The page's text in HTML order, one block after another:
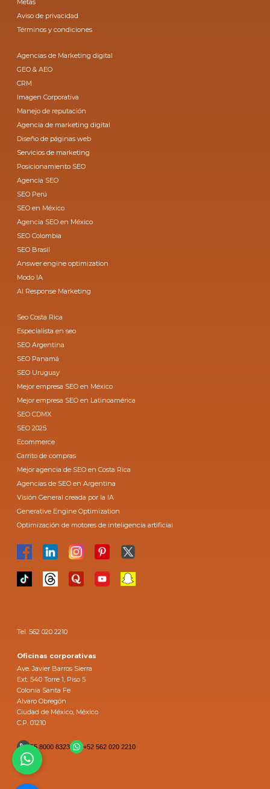
Aviso de privacidad
Términos y condiciones
Agencias de Marketing digital
GEO & AEO
CRM
Imagen Corporativa
Manejo de reputación
Agencia de marketing digital
Diseño de páginas web
Servicios de marketing
Posicionamiento SEO
Agencia SEO
SEO Perú
SEO en México
Agencia SEO en México
SEO Colombia
SEO Brasil
Answer engine optimization
Modo IA
AI Response Marketing
Seo Costa Rica
Especialista en seo
SEO Argentina
SEO Panamá
SEO Uruguay
Mejor empresa SEO en México
Mejor empresa SEO en Latinoamérica
SEO CDMX
SEO 2025
Ecommerce
Carrito de compras
Mejor agencia de SEO en Costa Rica
Agencias de SEO en Argentina
Visión General creada por la IA
Generative Engine Optimization
Optimización de motores de inteligencia artificial
Tel. 562 020 2210
Oficinas corporativas
Ave. Javier Barros Sierra
Ext. 540 Torre 1, Piso 5
Colonia Santa Fe
Alvaro Obregón
Ciudad de México, México
C.P. 01210
55 8000 8323 +52 562 020 2210